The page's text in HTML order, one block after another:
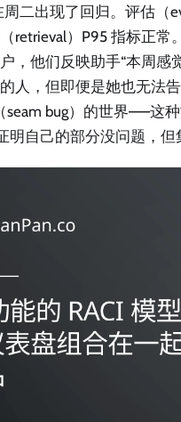
二出现了回归。评估（
retrieval）P95 指标正
，他们反映助手“本周感
人，但即便是她也无法
seam bug）的世界——这
明自己的部分没问题，但